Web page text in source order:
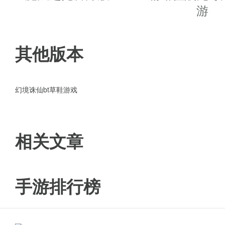
☆ 六大职业系统,职业定位更加明
☆ 全新的角色全新剧情,给您不一
单机三国志最新版更新内容
-优化了玩家游戏体验
-修复了已知bug
游
其他版本
幻境诛仙bt草鞋游戏
相关文章
手游排行榜